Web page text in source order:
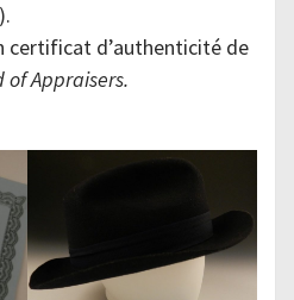
certificat d’authenticité de
of Appraisers.